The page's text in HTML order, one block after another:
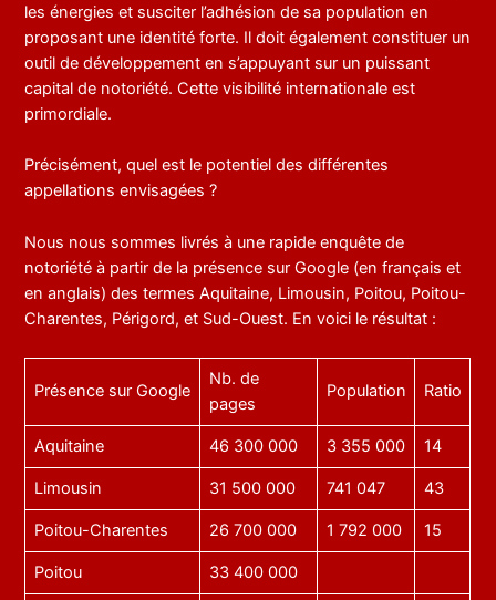
les énergies et susciter l’adhésion de sa population en
proposant une identité forte. Il doit également constituer un
outil de développement en s’appuyant sur un puissant
capital de notoriété. Cette visibilité internationale est
primordiale.
Précisément, quel est le potentiel des différentes
appellations envisagées ?
Nous nous sommes livrés à une rapide enquête de
notoriété à partir de la présence sur Google (en français et
en anglais) des termes Aquitaine, Limousin, Poitou, Poitou-
Charentes, Périgord, et Sud-Ouest. En voici le résultat :
Présence sur Google
Nb. de
pages
Population Ratio
Aquitaine 46 300 000 3 355 000 14
Limousin 31 500 000 741 047 43
Poitou-Charentes 26 700 000 1 792 000 15
Poitou 33 400 000